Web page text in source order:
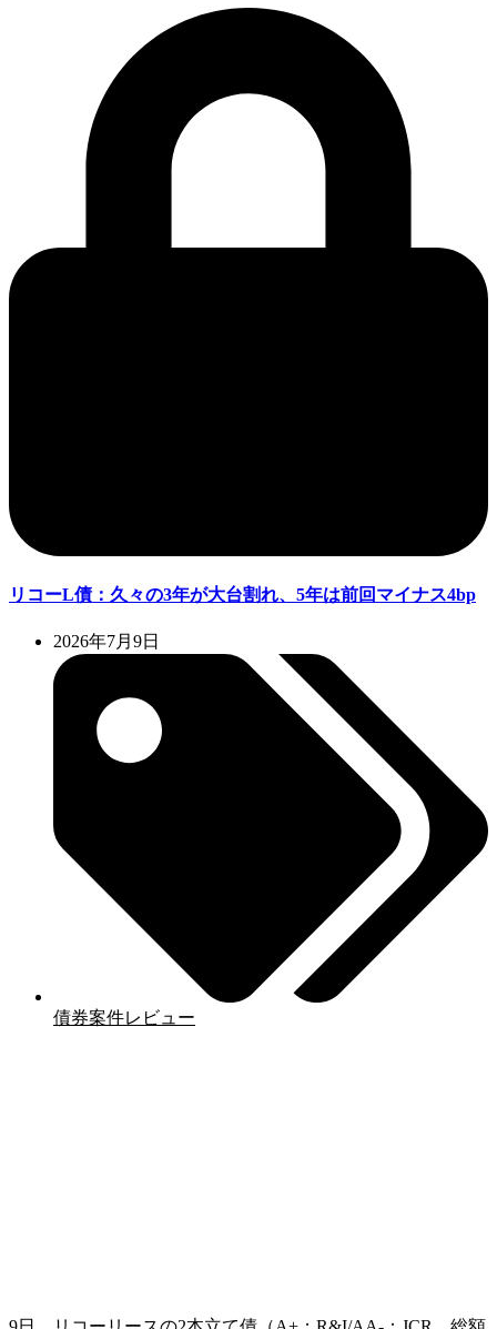
リコーL債：久々の3年が大台割れ、5年は前回マイナス4bp
2026年7月9日
債券案件レビュー